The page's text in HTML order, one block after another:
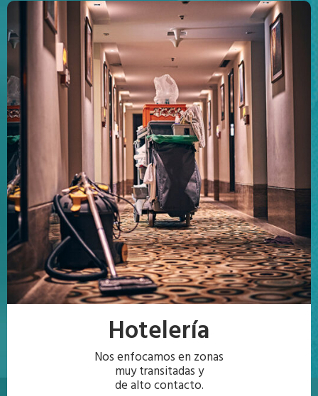
Hotelería
Nos enfocamos en zonas
muy transitadas y
de alto contacto.